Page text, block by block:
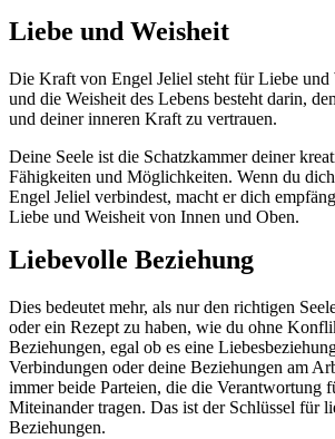
Liebe und Weisheit
Die Kraft von Engel Jeliel steht für Liebe und
und die Weisheit des Lebens besteht darin,
und deiner inneren Kraft zu vertrauen.
Deine Seele ist die Schatzkammer deiner
Fähigkeiten und Möglichkeiten. Wenn du
Engel Jeliel verbindest, macht er dich
Liebe und Weisheit von Innen und Oben.
Liebevolle Beziehung
Dies bedeutet mehr, als nur den richtigen
oder ein Rezept zu haben, wie du ohne
Beziehungen, egal ob es eine
Verbindungen oder deine Beziehungen am
immer beide Parteien, die die Verantwortung
Miteinander tragen. Das ist der Schlüssel für
Beziehungen.